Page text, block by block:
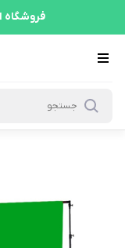
فروشگاه